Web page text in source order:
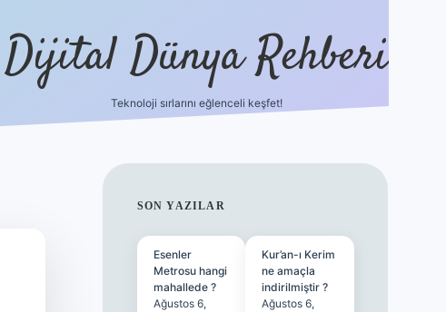
Dijital Dünya Rehberi
Teknoloji sırlarını eğlenceli keşfet!
SIDEBAR
SON YAZILAR
Esenler
Metrosu hangi
mahallede ?
Ağustos 6,
Kur’an-ı Kerim
ne amaçla
indirilmiştir ?
Ağustos 6,